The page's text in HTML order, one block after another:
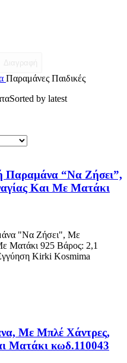
Παραμάνες Παιδικές
Sorted by latest
Παραμάνα “Να Ζήσει”,
Και Με Ματάκι
"Να Ζήσει", Με
Ματάκι 925 Βάρος: 2,1
Kirki Kosmima
Με Μπλέ Χάντρες,
Ματάκι κωδ.110043